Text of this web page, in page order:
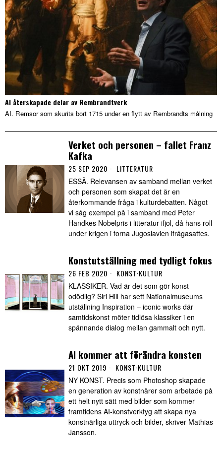
AI återskapade delar av Rembrandtverk
AI. Remsor som skurits bort 1715 under en flytt av Rembrandts målning
Verket och personen – fallet Franz
Kafka
25 SEP 2020 LITTERATUR
ESSÄ. Relevansen av samband mellan verket
och personen som skapat det är en
återkommande fråga i kulturdebatten. Något
vi såg exempel på i samband med Peter
Handkes Nobelpris i litteratur ifjol, då hans roll
under krigen i forna Jugoslavien ifrågasattes.
Konstutställning med tydligt fokus
26 FEB 2020 KONST·KULTUR
KLASSIKER. Vad är det som gör konst
odödlig? Siri Hill har sett Nationalmuseums
utställning Inspiration – iconic works där
samtidskonst möter tidlösa klassiker i en
spännande dialog mellan gammalt och nytt.
AI kommer att förändra konsten
21 OKT 2019 KONST·KULTUR
NY KONST. Precis som Photoshop skapade
en generation av konstnärer som arbetade på
ett helt nytt sätt med bilder som kommer
framtidens AI-konstverktyg att skapa nya
konstnärliga uttryck och bilder, skriver Mathias
Jansson.